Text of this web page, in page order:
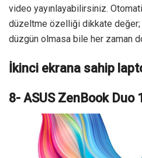
video yayınlayabilirsiniz.
düzeltme özelliği dikkate değer;
düzgün olmasa bile her zaman
İkinci ekrana sahip
8- ASUS ZenBook Duo